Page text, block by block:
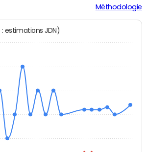
Méthodologie
estimations JDN)